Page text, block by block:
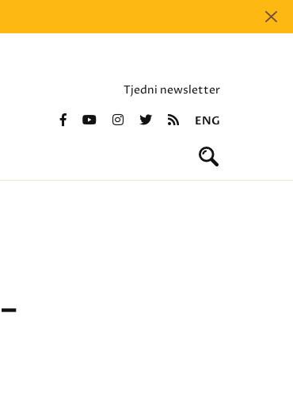
Tjedni newsletter
ENG